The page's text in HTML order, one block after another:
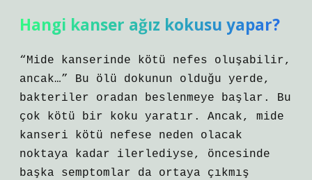
Hangi kanser ağız kokusu yapar?
“Mide kanserinde kötü nefes oluşabilir,
ancak…” Bu ölü dokunun olduğu yerde,
bakteriler oradan beslenmeye başlar. Bu
çok kötü bir koku yaratır. Ancak, mide
kanseri kötü nefese neden olacak
noktaya kadar ilerlediyse, öncesinde
başka semptomlar da ortaya çıkmış